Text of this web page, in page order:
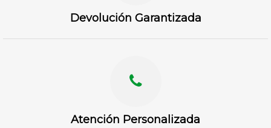
Devolución Garantizada
Atención Personalizada